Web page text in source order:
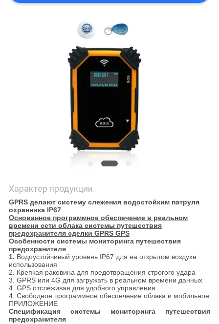
Характер продукции
GPRS делают систему слежения водостойким патруля
охранника IP67
Основанное программное обеспечение в реальном
времени сети облака системы путешествия
предохранителя сделки GPRS GPS
Особенности системы мониторинга путешествия
предохранителя
1. Водоустойчивый уровень IP67 для на открытом воздухе
использования
2. Крепкая раковина для предотвращения строгого удара
3. GPRS или 4G для загружать в реальном времени данных
4. GPS отслеживая для удобного управления
4. Свободное программное обеспечение облака и мобильное
ПРИЛОЖЕНИЕ
Спецификация системы мониторинга путешествия
предохранителя